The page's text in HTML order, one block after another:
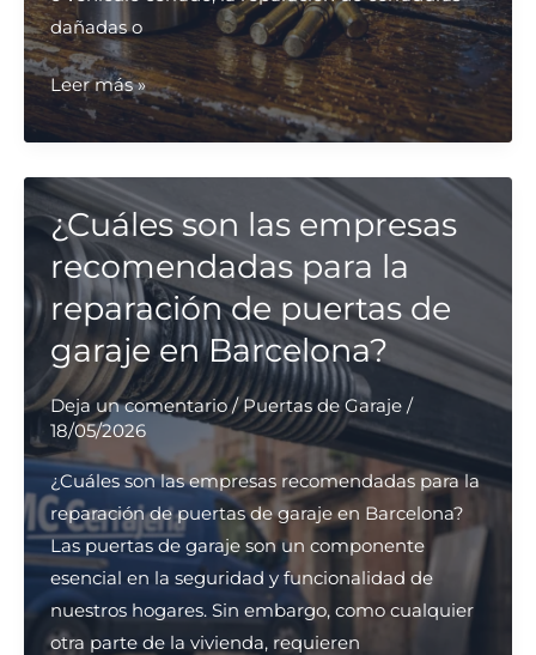
dañadas o
¿Dónde
puedo
contratar
un
cerrajero
urgente
para
cambio
de
cerraduras?
Leer más »
¿Cuáles son las empresas
recomendadas para la
reparación de puertas de
garaje en Barcelona?
Deja un comentario /Puertas de Garaje/
18/05/2026
¿Cuáles son las empresas recomendadas para la
reparación de puertas de garaje en Barcelona?
Las puertas de garaje son un componente
esencial en la seguridad y funcionalidad de
nuestros hogares. Sin embargo, como cualquier
otra parte de la vivienda, requieren